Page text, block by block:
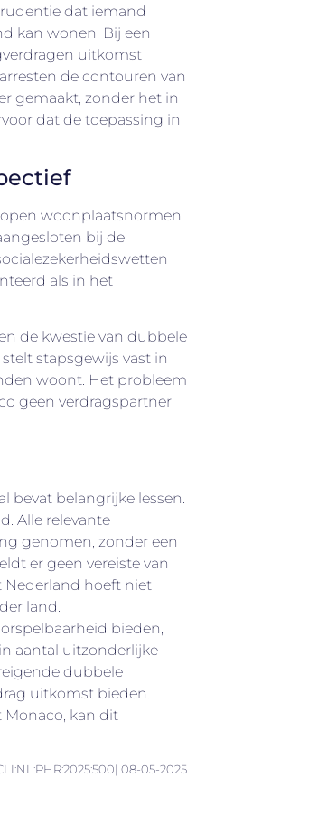
dat iemand
kan wonen. Bij een
uitkomst
de contouren van
gemaakt, zonder het in
dat de toepassing in
woonplaatsnormen
bij de
als in het
de kwestie van dubbele
stapsgewijs vast in
woont. Het probleem
geen verdragspartner
bevat belangrijke lessen.
Alle relevante
genomen, zonder een
er geen vereiste van
hoeft niet
land.
bieden,
aantal uitzonderlijke
dubbele
uitkomst bieden.
Monaco, kan dit
08-05-2025